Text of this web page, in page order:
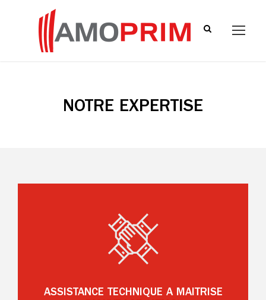
NOTRE EXPERTISE
ASSISTANCE TECHNIQUE A MAITRISE